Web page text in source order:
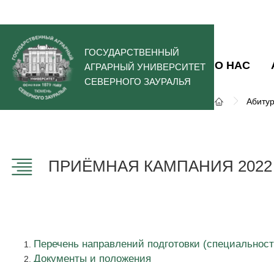
ГОСУДАРСТВЕННЫЙ
АГРАРНЫЙ УНИВЕРСИТЕТ
СЕВЕРНОГО ЗАУРАЛЬЯ
О НАС
ПРИЁМНАЯ КАМПАНИЯ 2022
Перечень направлений подготовки
Документы и положения